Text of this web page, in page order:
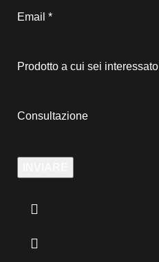
Email *
Prodotto a cui sei interessato
Consultazione